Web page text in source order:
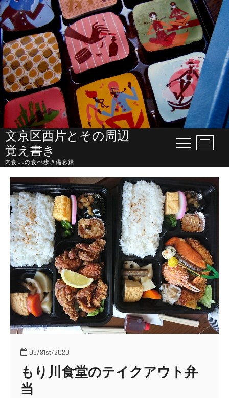
Skip
to
content
文京区西片とその周辺
覚え書き
肉食OLの食べ歩き備忘録
M
e
u
u
t
t
o
n
05/31st/2020
もり川食堂のテイクアウト弁
当